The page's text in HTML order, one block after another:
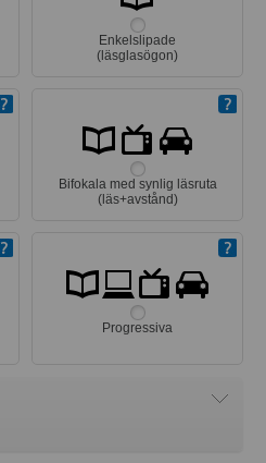
Enkelslipade
(läsglasögon)
Bifokala med synlig läsruta
(läs+avstånd)
Progressiva